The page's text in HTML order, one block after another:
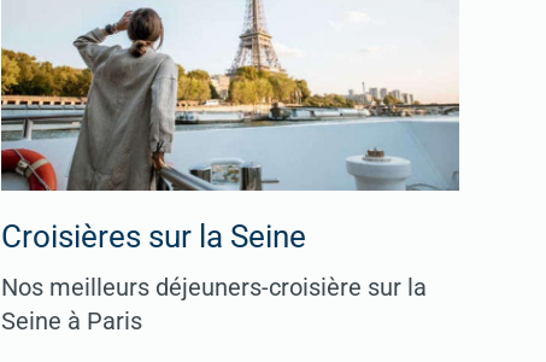
Croisières sur la Seine
Nos meilleurs déjeuners-croisière sur la
Seine à Paris